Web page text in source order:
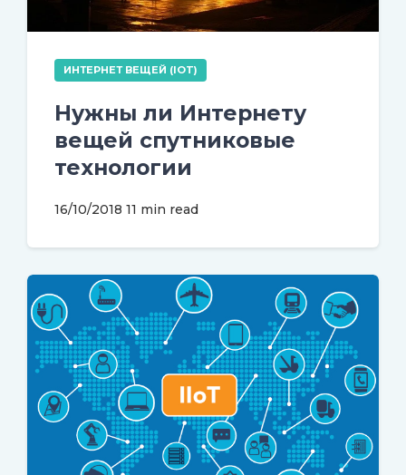
ИНТЕРНЕТ ВЕЩЕЙ (IOT)
Нужны ли Интернету
вещей спутниковые
технологии
16/10/2018 11 min read